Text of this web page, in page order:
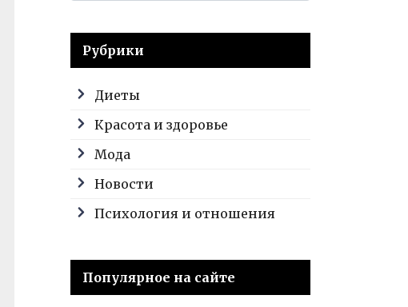
Рубрики
Диеты
Красота и здоровье
Мода
Новости
Психология и отношения
Популярное на сайте